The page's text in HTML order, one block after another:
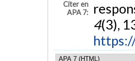
Citer en
APA 7:
4(3),